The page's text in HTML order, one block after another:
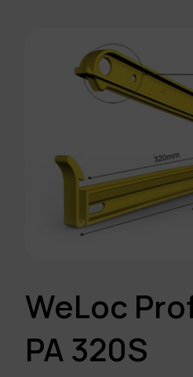
WeLoc
PA 320S